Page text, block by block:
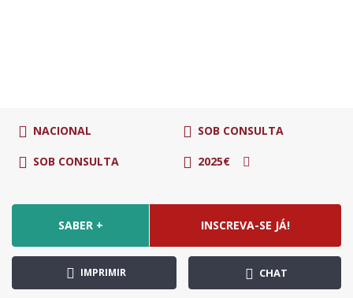
NACIONAL SOB CONSULTA
SOB CONSULTA 2025€
SABER + INSCREVA-SE JÁ!
IMPRIMIR CHAT